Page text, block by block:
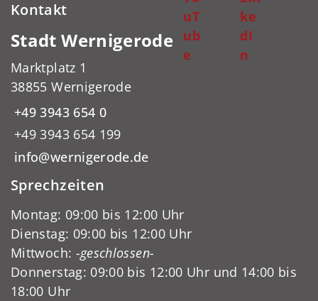
uT
ub
e
ke
dI
n
Kontakt
Stadt Wernigerode
Marktplatz 1
38855 Wernigerode
+49 3943 654 0
+49 3943 654 199
info@wernigerode.de
Sprechzeiten
Montag: 09:00 bis 12:00 Uhr
Dienstag: 09:00 bis 12:00 Uhr
Mittwoch: -geschlossen-
Donnerstag: 09:00 bis 12:00 Uhr und 14:00 bis
18:00 Uhr